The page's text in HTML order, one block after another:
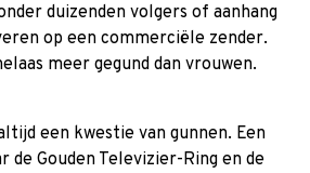
duizenden volgers of aanhang
op een commerciële zender.
meer gegund dan vrouwen.
een kwestie van gunnen. Een
de Gouden Televizier-Ring en de